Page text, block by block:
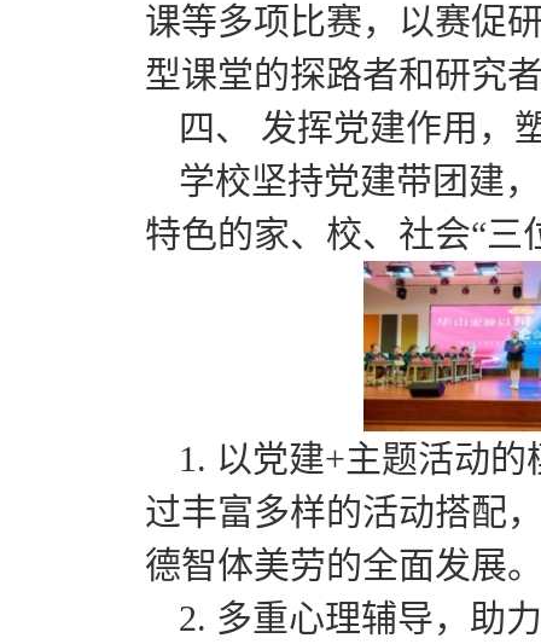
课等多项比赛，以赛促
型课堂的探路者和研究
四、 发挥党建作用，
学校坚持党建带团建
特色的家、校、社会“三
1. 以党建+主题活动
过丰富多样的活动搭配
德智体美劳的全面发展
2. 多重心理辅导，助